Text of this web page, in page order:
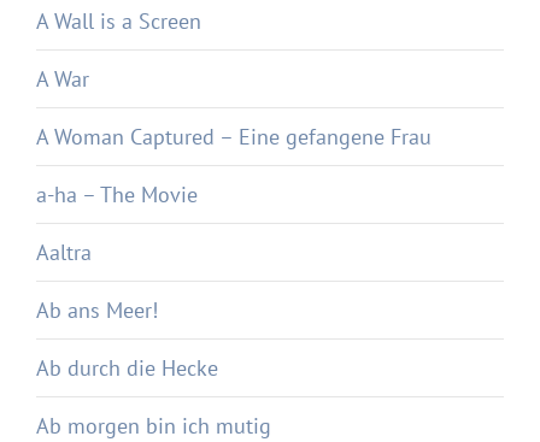
A Wall is a Screen
A War
A Woman Captured – Eine gefangene Frau
a-ha – The Movie
Aaltra
Ab ans Meer!
Ab durch die Hecke
Ab morgen bin ich mutig